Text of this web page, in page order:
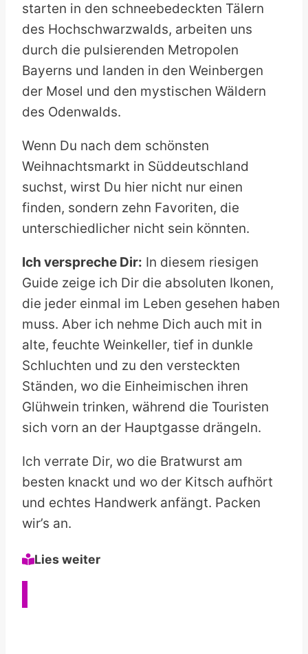
starten in den schneebedeckten Tälern
des Hochschwarzwalds, arbeiten uns
durch die pulsierenden Metropolen
Bayerns und landen in den Weinbergen
der Mosel und den mystischen Wäldern
des Odenwalds.
Wenn Du nach dem schönsten
Weihnachtsmarkt in Süddeutschland
suchst, wirst Du hier nicht nur einen
finden, sondern zehn Favoriten, die
unterschiedlicher nicht sein könnten.
Ich verspreche Dir: In diesem riesigen
Guide zeige ich Dir die absoluten Ikonen,
die jeder einmal im Leben gesehen haben
muss. Aber ich nehme Dich auch mit in
alte, feuchte Weinkeller, tief in dunkle
Schluchten und zu den versteckten
Ständen, wo die Einheimischen ihren
Glühwein trinken, während die Touristen
sich vorn an der Hauptgasse drängeln.
Ich verrate Dir, wo die Bratwurst am
besten knackt und wo der Kitsch aufhört
und echtes Handwerk anfängt. Packen
wir’s an.
Lies weiter